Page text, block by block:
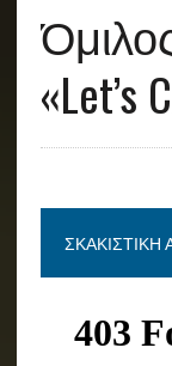
«Let’s
ΣΚΑΚΙΣΤΙΚΉ